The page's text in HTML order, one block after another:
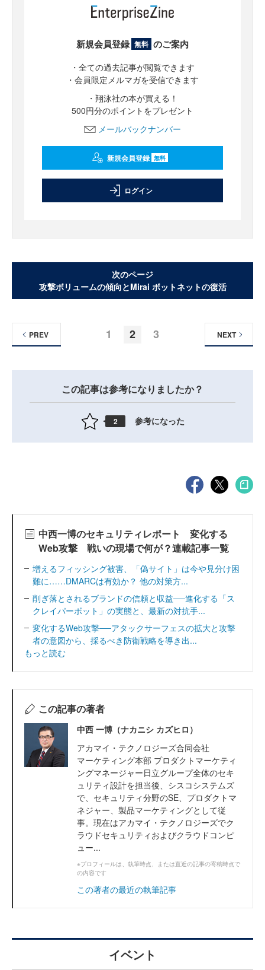
新規会員登録 無料 のご案内
・全ての過去記事が閲覧できます
・会員限定メルマガを受信できます
・翔泳社の本が買える！
500円分のポイントをプレゼント
メールバックナンバー
新規会員登録 無料
ログイン
次のページ
攻撃ボリュームの傾向とMirai ボットネットの復活
1 2 3
PREV NEXT
この記事は参考になりましたか？
2 参考になった
中西一博のセキュリティレポート 変化する
Web攻撃 戦いの現場で何が？連載記事一覧
増えるフィッシング被害、「偽サイト」は今や見分け困
難に……DMARCは有効か？ 他の対策方...
削ぎ落とされるブランドの信頼と収益──進化する「ス
クレイパーボット」の実態と、最新の対抗手...
変化するWeb攻撃──アタックサーフェスの拡大と攻撃
者の意図から、採るべき防衛戦略を導き出...
もっと読む
この記事の著者
中西 一博（ナカニシ カズヒロ）
アカマイ・テクノロジーズ合同会社
マーケティング本部 プロダクトマーケティ
ングマネージャー日立グループ全体のセキ
ュリティ設計を担当後、シスコシステムズ
で、セキュリティ分野のSE、プロダクトマ
ネジャー、製品マーケティングとして従
事。現在はアカマイ・テクノロジーズでク
ラウドセキュリティおよびクラウドコンピ
ュー...
※プロフィールは、執筆時点、または直近の記事の寄稿時点で
の内容です
この著者の最近の執筆記事
イベント